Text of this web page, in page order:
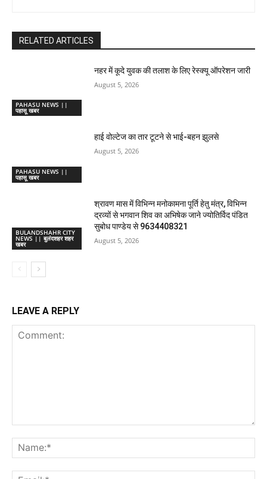
RELATED ARTICLES
PAHASU NEWS ||
पहासू खबर
नहर में कूदे युवक की तलाश के लिए रेस्क्यू ऑपरेशन जारी
August 5, 2026
PAHASU NEWS ||
पहासू खबर
हाई वोल्टेज का तार टूटने से भाई-बहन झुलसे
August 5, 2026
BULANDSHAHR CITY
NEWS || बुलंदशहर शहर
खबर
श्रावण मास में विभिन्न मनोकामना पूर्ति हेतु मंत्र, विभिन्न
द्रव्यों से भगवान शिव का अभिषेक जाने ज्योतिर्विद पंडित
सुबोध पाण्डेय से 9634408321
August 5, 2026
LEAVE A REPLY